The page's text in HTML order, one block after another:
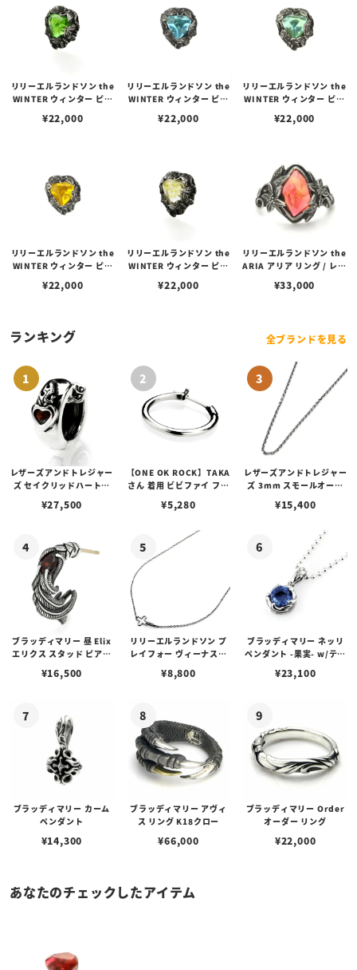
リリーエルランドソン the
WINTER ウィンター ピア
¥22,000
リリーエルランドソン the
WINTER ウィンター ピア
ルー
¥22,000
リリーエルランドソン the
WINTER ウィンター ピア
ルー
¥22,000
リリーエルランドソン the
WINTER ウィンター ピア
¥22,000
リリーエルランドソン the
WINTER ウィンター ピア
エロー
¥22,000
リリーエルランドソン the
ARIA アリア リング / レッ
¥33,000
ランキング 全ブランドを見る
レザーズアンドトレジャー
ズ セイクリッドハートピ
¥27,500
【ONE OK ROCK】TAKA
さん 着用 ビビファイ フー
¥5,280
レザーズアンドトレジャー
ズ 3mm スモールオーバ
ブスタークラスプ＆LTロ
¥15,400
ブラッディマリー 昼 Elix
エリクス スタッド ピアス
¥16,500
リリーエルランドソン プ
レイフォー ヴィーナスチ
¥8,800
ブラッディマリー ネッリ
ペンダント -果実- w/ティ
¥23,100
ブラッディマリー カーム
ペンダント
¥14,300
ブラッディマリー アヴィ
ス リング K18クロー
¥66,000
ブラッディマリー Order
オーダー リング
¥22,000
あなたのチェックしたアイテム